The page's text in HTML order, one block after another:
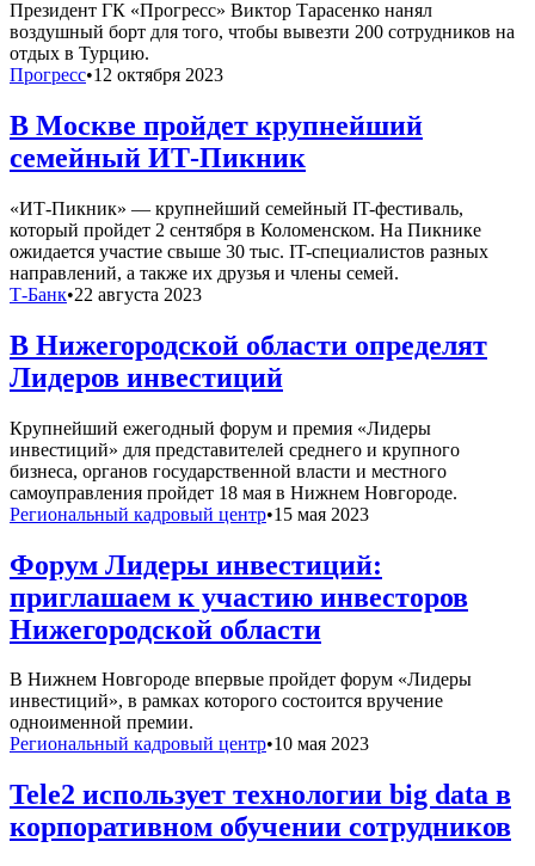
Президент ГК «Прогресс» Виктор Тарасенко нанял
воздушный борт для того, чтобы вывезти 200 сотрудников на
отдых в Турцию.
Прогресс•12 октября 2023
В Москве пройдет крупнейший
семейный ИТ-Пикник
«ИТ-Пикник» — крупнейший семейный IT-фестиваль,
который пройдет 2 сентября в Коломенском. На Пикнике
ожидается участие свыше 30 тыс. IT-специалистов разных
направлений, а также их друзья и члены семей.
Т-Банк•22 августа 2023
В Нижегородской области определят
Лидеров инвестиций
Крупнейший ежегодный форум и премия «Лидеры
инвестиций» для представителей среднего и крупного
бизнеса, органов государственной власти и местного
самоуправления пройдет 18 мая в Нижнем Новгороде.
Региональный кадровый центр•15 мая 2023
Форум Лидеры инвестиций:
приглашаем к участию инвесторов
Нижегородской области
В Нижнем Новгороде впервые пройдет форум «Лидеры
инвестиций», в рамках которого состоится вручение
одноименной премии.
Региональный кадровый центр•10 мая 2023
Tele2 использует технологии big data в
корпоративном обучении сотрудников